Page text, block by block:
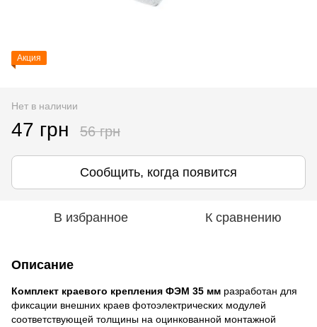
Акция
Нет в наличии
47 грн 56 грн
Сообщить, когда появится
В избранное К сравнению
Описание
Комплект краевого крепления ФЭМ 35 мм разработан для
фиксации внешних краев фотоэлектрических модулей
соответствующей толщины на оцинкованной монтажной